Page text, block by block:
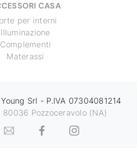
CASA
per interni
Illuminazione
Complementi
Materassi
Srl - P.IVA 07304081214
Pozzoceravolo (NA)